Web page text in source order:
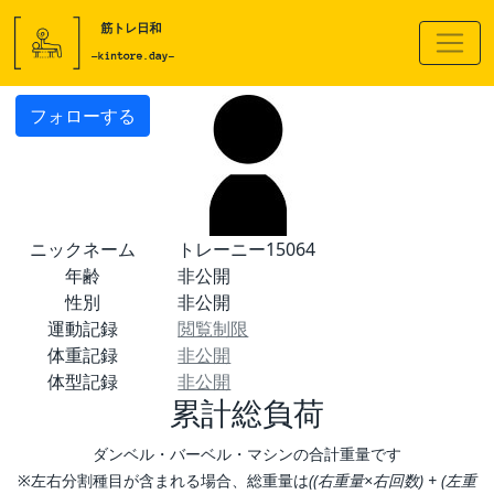
フォローする
ニックネーム
トレーニー15064
年齢
非公開
性別
非公開
運動記録
閲覧制限
体重記録
非公開
体型記録
非公開
累計総負荷
ダンベル・バーベル・マシンの合計重量です
※左右分割種目が含まれる場合、総重量は((右重量×右回数) + (左重